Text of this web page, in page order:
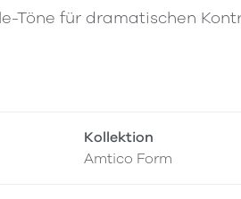
Töne für dramatischen
Kollektion
Amtico Form